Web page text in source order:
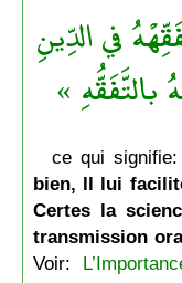
في الدِّينِ
بالتَّفَقُّهِ »
ce qui
bien, Il lui
Certes la
transmission
Voir: